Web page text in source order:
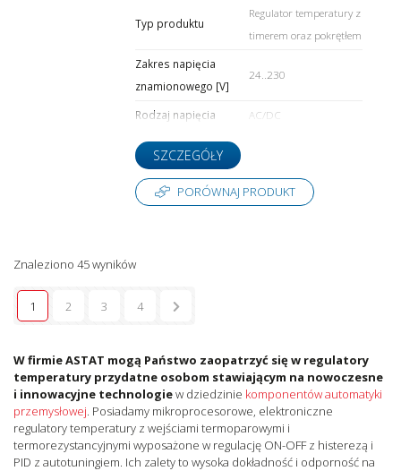
Typ produktu
Regulator temperatury z
timerem oraz pokrętłem
Zakres napięcia
znamionowego [V]
24..230
Rodzaj napięcia AC/DC
SZCZEGÓŁY
PORÓWNAJ PRODUKT
Znaleziono 45 wyników
1 2 3 4
W firmie ASTAT mogą Państwo zaopatrzyć się w regulatory
temperatury przydatne osobom stawiającym na nowoczesne
i innowacyjne technologiew dziedzinie komponentów automatyki
przemysłowej . Posiadamy mikroprocesorowe, elektroniczne
regulatory temperatury z wejściami termoparowymi i
termorezystancyjnymi wyposażone w regulację ON-OFF z histerezą i
PID z autotuningiem. Ich zalety to wysoka dokładność i odporność na